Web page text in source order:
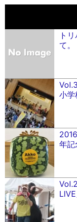
ト
て。
小学
年記